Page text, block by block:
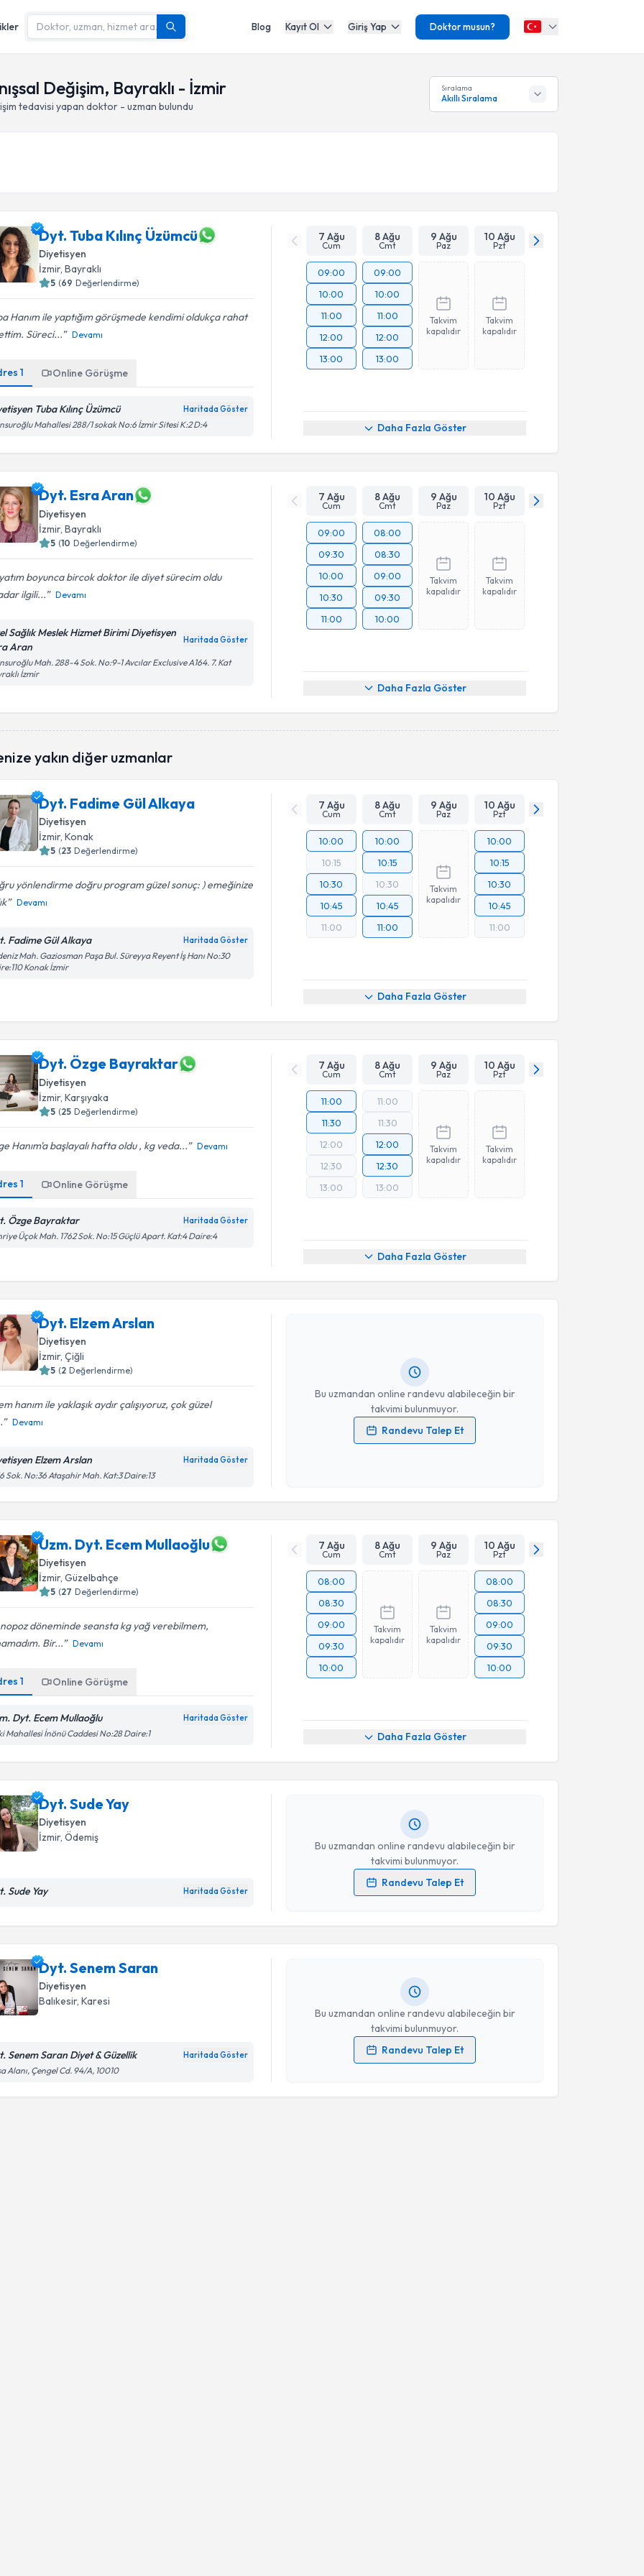
Blog Kayıt Ol Giriş Yap Doktor musun?
Değişim, Bayraklı - İzmir
tedavisi yapan doktor - uzman bulundu
Sıralama
Akıllı Sıralama
Dyt. Tuba Kılınç Üzümcü
Diyetisyen
İzmir, Bayraklı
5 (69 Değerlendirme)
Hanım ile yaptığım görüşmede kendimi oldukça rahat
Süreci...
Devamı
1 Online Görüşme
Tuba Kılınç Üzümcü Haritada Göster
Mahallesi 288/1 sokak No:6 İzmir Sitesi K:2 D:4
7 Ağu
Cum
8 Ağu
Cmt
9 Ağu
Paz
10 Ağu
Pzt
09:00
10:00
11:00
12:00
13:00
09:00
10:00
11:00
12:00
13:00
Takvim
kapalıdır
Takvim
kapalıdır
Daha Fazla Göster
Dyt. Esra Aran
Diyetisyen
İzmir, Bayraklı
5 (10 Değerlendirme)
boyunca bircok doktor ile diyet sürecim oldu
ilgili...
Devamı
Sağlık Meslek Hizmet Birimi Diyetisyen
Aran
Haritada Göster
Mah. 288-4 Sok. No:9-1 Avcılar Exclusive A164. 7. Kat
İzmir
7 Ağu
Cum
8 Ağu
Cmt
9 Ağu
Paz
10 Ağu
Pzt
09:00
09:30
10:00
10:30
11:00
08:00
08:30
09:00
09:30
10:00
Takvim
kapalıdır
Takvim
kapalıdır
Daha Fazla Göster
yakın diğer uzmanlar
Dyt. Fadime Gül Alkaya
Diyetisyen
İzmir, Konak
5 (23 Değerlendirme)
yönlendirme doğru program güzel sonuç: ) emeğinize
Devamı
Fadime Gül Alkaya Haritada Göster
Mah. Gaziosman Paşa Bul. Süreyya Reyent İş Hanı No:30
Konak İzmir
7 Ağu
Cum
8 Ağu
Cmt
9 Ağu
Paz
10 Ağu
Pzt
10:00
10:15
10:30
10:45
11:00
10:00
10:15
10:30
10:45
11:00
Takvim
kapalıdır
10:00
10:15
10:30
10:45
11:00
Daha Fazla Göster
Dyt. Özge Bayraktar
Diyetisyen
İzmir, Karşıyaka
5 (25 Değerlendirme)
Hanım'a başlayalı hafta oldu , kg veda... Devamı
1 Online Görüşme
Özge Bayraktar Haritada Göster
Üçok Mah. 1762 Sok. No:15 Güçlü Apart. Kat:4 Daire:4
7 Ağu
Cum
8 Ağu
Cmt
9 Ağu
Paz
10 Ağu
Pzt
11:00
11:30
12:00
12:30
13:00
11:00
11:30
12:00
12:30
13:00
Takvim
kapalıdır
Takvim
kapalıdır
Daha Fazla Göster
Dyt. Elzem Arslan
Diyetisyen
İzmir, Çiğli
5 (2 Değerlendirme)
hanım ile yaklaşık aydır çalışıyoruz, çok güzel
Devamı
Elzem Arslan Haritada Göster
Sok. No:36 Ataşahir Mah. Kat:3 Daire:13
Bu uzmandan online randevu alabileceğin bir
takvimi bulunmuyor.
Randevu Talep Et
Randevu Takvimi Talebi
Dyt. Elzem Arslan
Kişisel verilerimin işlenmesine ilişkinAydınlatma Metni
Takvim Talebini Gönder
Uzm. Dyt. Ecem Mullaoğlu
Diyetisyen
İzmir, Güzelbahçe
5 (27 Değerlendirme)
döneminde seansta kg yağ verebilmem,
Bir...
Devamı
1 Online Görüşme
Dyt. Ecem Mullaoğlu Haritada Göster
Mahallesi İnönü Caddesi No:28 Daire:1
7 Ağu
Cum
8 Ağu
Cmt
9 Ağu
Paz
10 Ağu
Pzt
08:00
08:30
09:00
09:30
10:00
Takvim
kapalıdır
Takvim
kapalıdır
08:00
08:30
09:00
09:30
10:00
Daha Fazla Göster
Dyt. Sude Yay
Diyetisyen
İzmir, Ödemiş
Sude Yay Haritada Göster
Bu uzmandan online randevu alabileceğin bir
takvimi bulunmuyor.
Randevu Talep Et
Randevu Takvimi Talebi
uzmandan randevu almanız için bir takvim hazırlandığında e-
posta ile bilgilendireceğiz.
Kişisel verilerimin işlenmesine ilişkinAydınlatma Metni
işlenmesini kabul ediyorum.
Dyt. Senem Saran
Diyetisyen
Balıkesir, Karesi
Senem Saran Diyet & Güzellik Haritada Göster
Alanı, Çengel Cd. 94/A, 10010
Bu uzmandan online randevu alabileceğin bir
takvimi bulunmuyor.
Randevu Talep Et
Randevu Takvimi Talebi
Kişisel verilerimin işlenmesine ilişkinAydınlatma Metni